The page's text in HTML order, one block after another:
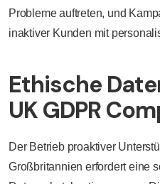
Probleme auftreten, und
inaktiver Kunden mit
Ethische
UK GDPR
Der Betrieb proaktiver
Großbritannien erfordert eine